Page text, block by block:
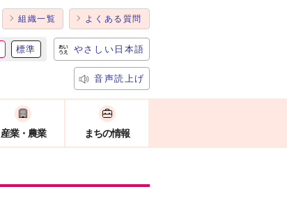
組織一覧 よくある質問
標準 やさしい日本語
音声読上げ
産業・農業 まちの情報